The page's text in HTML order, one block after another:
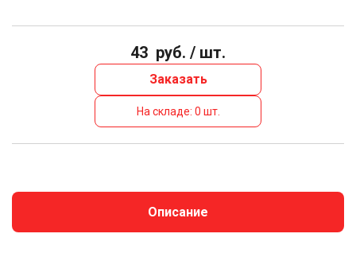
43 руб. / шт.
Заказать
На складе: 0 шт.
Описание